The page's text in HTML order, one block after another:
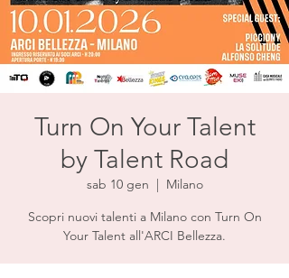
Turn On Your Talent
by Talent Road
sab 10 gen
  |
Milano
Scopri nuovi talenti a Milano con Turn On
Your Talent all'ARCI Bellezza.